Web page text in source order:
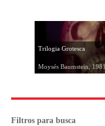
Trilogia Grotesca
Moysés Baumstein, 1981
Filtros para busca